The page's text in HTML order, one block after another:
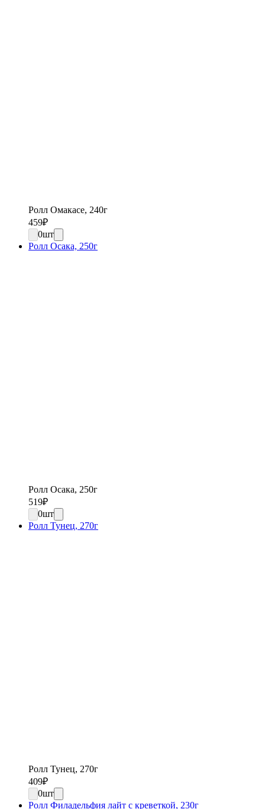
Ролл Омакасе, 240г
459₽
0шт
Ролл Осака, 250г
Ролл Осака, 250г
519₽
0шт
Ролл Тунец, 270г
Ролл Тунец, 270г
409₽
0шт
Ролл Филадельфия лайт с креветкой, 230г